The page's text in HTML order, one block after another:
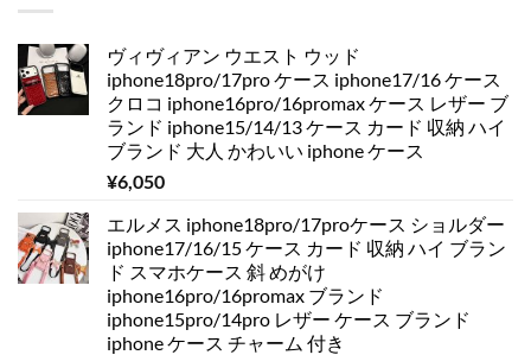
ヴィヴィアン ウエスト ウッド
iphone18pro/17pro ケース iphone17/16 ケース
クロコ iphone16pro/16promax ケース レザー ブ
ランド iphone15/14/13 ケース カード 収納 ハイ
ブランド 大人 かわいい iphone ケース
¥6,050
エルメス iphone18pro/17proケース ショルダー
iphone17/16/15 ケース カード 収納 ハイ ブラン
ド スマホケース 斜 めがけ
iphone16pro/16promax ブランド
iphone15pro/14pro レザー ケース ブランド
iphone ケース チャーム 付き